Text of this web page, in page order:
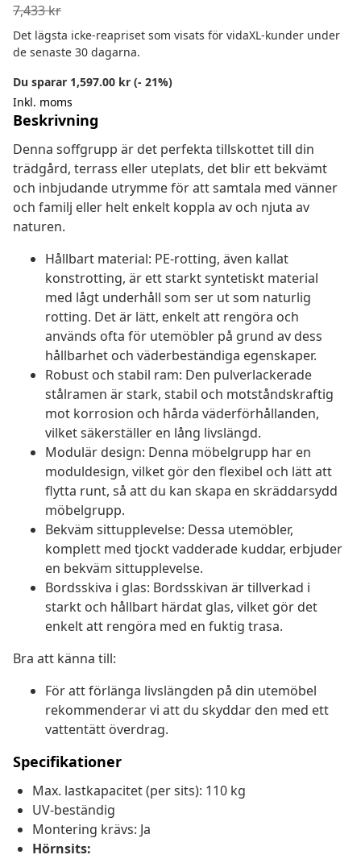
7,433kr
Det lägsta icke-reapriset som visats för vidaXL-kunder under
de senaste 30 dagarna.
Du sparar 1,597.00 kr (- 21%)
Inkl. moms
Beskrivning
Denna soffgrupp är det perfekta tillskottet till din
trädgård, terrass eller uteplats, det blir ett bekvämt
och inbjudande utrymme för att samtala med vänner
och familj eller helt enkelt koppla av och njuta av
naturen.
Hållbart material: PE-rotting, även kallat
konstrotting, är ett starkt syntetiskt material
med lågt underhåll som ser ut som naturlig
rotting. Det är lätt, enkelt att rengöra och
används ofta för utemöbler på grund av dess
hållbarhet och väderbeständiga egenskaper.
Robust och stabil ram: Den pulverlackerade
stålramen är stark, stabil och motståndskraftig
mot korrosion och hårda väderförhållanden,
vilket säkerställer en lång livslängd.
Modulär design: Denna möbelgrupp har en
moduldesign, vilket gör den flexibel och lätt att
flytta runt, så att du kan skapa en skräddarsydd
möbelgrupp.
Bekväm sittupplevelse: Dessa utemöbler,
komplett med tjockt vadderade kuddar, erbjuder
en bekväm sittupplevelse.
Bordsskiva i glas: Bordsskivan är tillverkad i
starkt och hållbart härdat glas, vilket gör det
enkelt att rengöra med en fuktig trasa.
Bra att känna till:
För att förlänga livslängden på din utemöbel
rekommenderar vi att du skyddar den med ett
vattentätt överdrag.
Specifikationer
Max. lastkapacitet (per sits): 110 kg
UV-beständig
Montering krävs: Ja
Hörnsits: